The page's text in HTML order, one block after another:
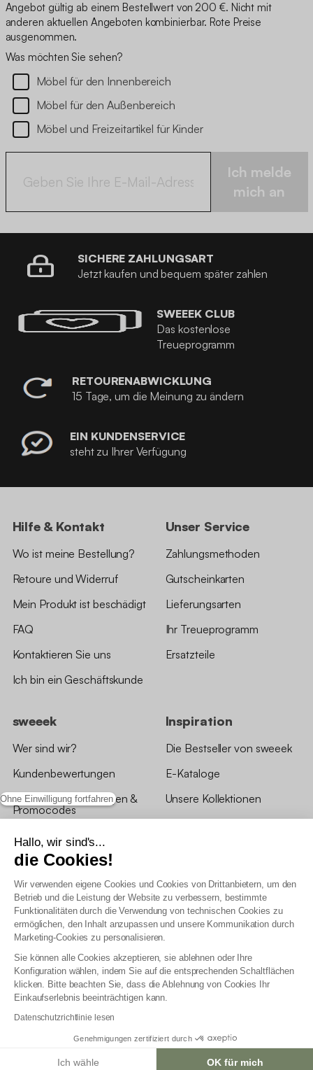
Ohne Einwilligung fortfahren
Hallo, wir sind's...
die Cookies!
Wir verwenden eigene Cookies und Cookies von Drittanbietern, um den
Betrieb und die Leistung der Website zu verbessern, bestimmte
Funktionalitäten durch die Verwendung von technischen Cookies zu
ermöglichen, den Inhalt anzupassen und unsere Kommunikation durch
Marketing-Cookies zu personalisieren.
Sie können alle Cookies akzeptieren, sie ablehnen oder Ihre
Konfiguration wählen, indem Sie auf die entsprechenden Schaltflächen
klicken. Bitte beachten Sie, dass die Ablehnung von Cookies Ihr
Einkaufserlebnis beeinträchtigen kann.
Datenschutzrichtlinie lesen
Genehmigungen zertifiziert durch
Ich wähle OK für mich
Angebot gültig ab einem Bestellwert von 200 €. Nicht mit
anderen aktuellen Angeboten kombinierbar. Rote Preise
ausgenommen.
Was möchten Sie sehen?
Möbel für den Innenbereich
Möbel für den Außenbereich
Möbel und Freizeitartikel für Kinder
Ich melde
mich an
SICHERE ZAHLUNGSART
Jetzt kaufen und bequem später zahlen
SWEEEK CLUB
Das kostenlose
Treueprogramm
RETOURENABWICKLUNG
15 Tage, um die Meinung zu ändern
EIN KUNDENSERVICE
steht zu Ihrer Verfügung
Hilfe & Kontakt
Wo ist meine Bestellung?
Retoure und Widerruf
Mein Produkt ist beschädigt
FAQ
Kontaktieren Sie uns
Ich bin ein Geschäftskunde
Unser Service
Zahlungsmethoden
Gutscheinkarten
Lieferungsarten
Ihr Treueprogramm
Ersatzteile
sweeek
Wer sind wir?
Kundenbewertungen
*Angebotsbedingungen &
Promocodes
Bewertungen von sweeek
Unsere Geschäfte
Inspiration
Die Bestseller von sweeek
E-Kataloge
Unsere Kollektionen
AGB Treueprogramm
Datenschutzrichtlinien
Allgemeine Geschäftsbedingungen für Geschäftskunden
Erklärung zur Barrierefreiheit